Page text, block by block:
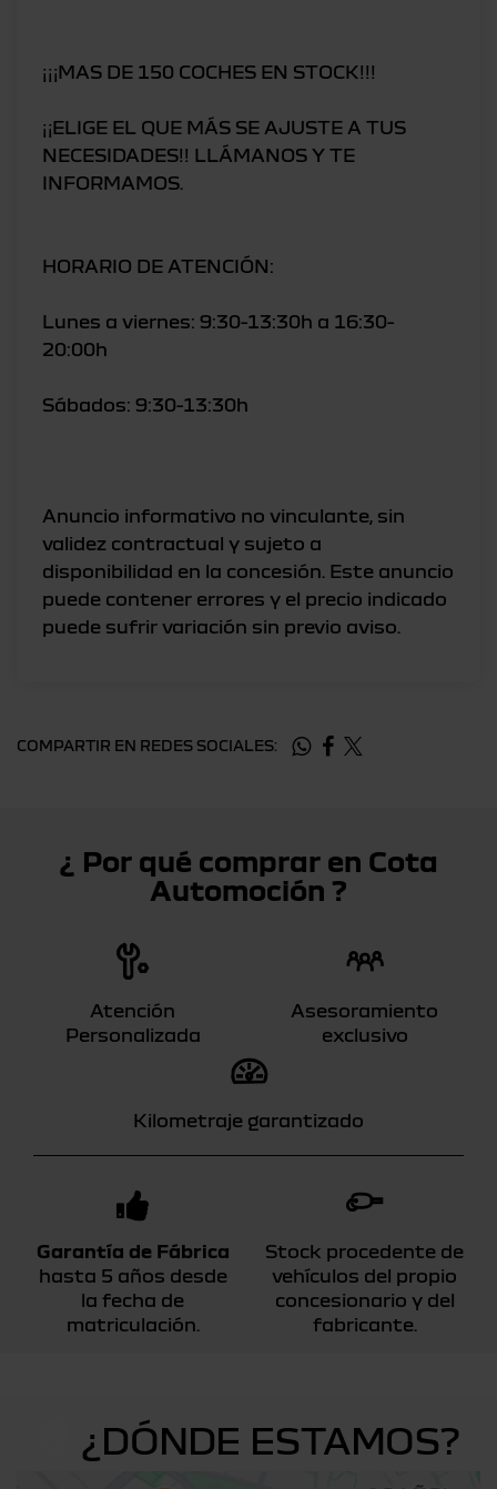
¡¡¡MAS DE 150 COCHES EN STOCK!!!
¡¡ELIGE EL QUE MÁS SE AJUSTE A TUS
NECESIDADES!! LLÁMANOS Y TE
INFORMAMOS.
HORARIO DE ATENCIÓN:
Lunes a viernes: 9:30-13:30h a 16:30-
20:00h
Sábados: 9:30-13:30h
Anuncio informativo no vinculante, sin
validez contractual y sujeto a
disponibilidad en la concesión. Este anuncio
puede contener errores y el precio indicado
COMPARTIR EN REDES SOCIALES:
¿ Por qué comprar en Cota
Automoción ?
Atención
Personalizada
Asesoramiento
exclusivo
Kilometraje garantizado
Garantía de Fábrica
hasta 5 años desde
la fecha de
matriculación.
Stock procedente de
vehículos del propio
concesionario y del
fabricante.
¿DÓNDE ESTAMOS?